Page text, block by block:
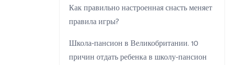
Как правильно настроенная снасть меняет
правила игры?
Школа-пансион в Великобритании. 10
причин отдать ребенка в школу-пансион